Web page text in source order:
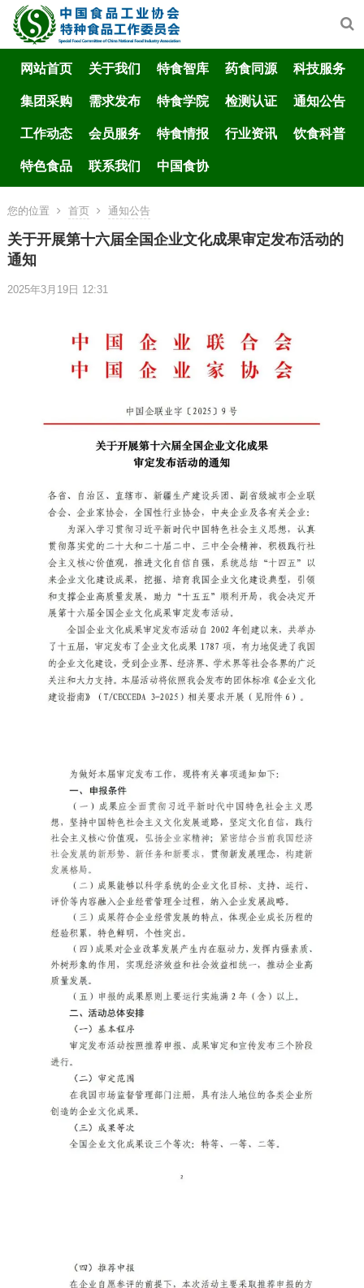
网站首页 关于我们 特食智库 药食同源 科技服务
集团采购 需求发布 特食学院 检测认证 通知公告
工作动态 会员服务 特食情报 行业资讯 饮食科普
特色食品 联系我们 中国食协
您的位置 首页 通知公告
关于开展第十六届全国企业文化成果审定发布活动的
通知
2025年3月19日 12:31